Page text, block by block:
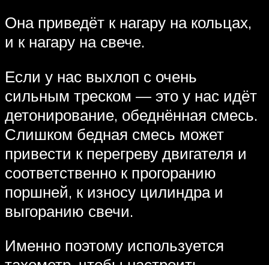
Она приведёт к нагару на кольцах,
и к нагару на свече.
Если у нас выхлоп с очень
сильным треском — это у нас идёт
детонирование, обеднённая смесь.
Слишком бедная смесь может
привести к перегреву двигателя и
соответственно к прогоранию
поршней, к износу цилиндра и
выгоранию свечи.
Именно поэтому используется